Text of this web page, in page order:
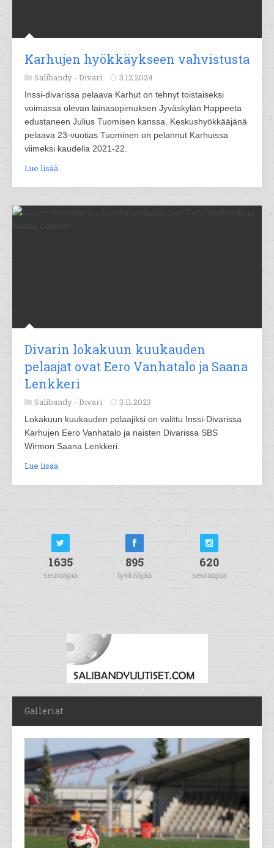
Karhujen hyökkäykseen vahvistusta
Salibandy - Divari 3.12.2024
Inssi-divarissa pelaava Karhut on tehnyt toistaiseksi
voimassa olevan lainasopimuksen Jyväskylän Happeeta
edustaneen Julius Tuomisen kanssa. Keskushyökkääjänä
pelaava 23-vuotias Tuominen on pelannut Karhuissa
viimeksi kaudella 2021-22.
Lue lisää
Divarin lokakuun kuukauden
pelaajat ovat Eero Vanhatalo ja Saana
Lenkkeri
Salibandy - Divari 3.11.2023
Lokakuun kuukauden pelaajiksi on valittu Inssi-Divarissa
Karhujen Eero Vanhatalo ja naisten Divarissa SBS
Wirmon Saana Lenkkeri.
Lue lisää
1635
seuraajaa
895
tykkääjää
620
seuraajaa
Galleriat